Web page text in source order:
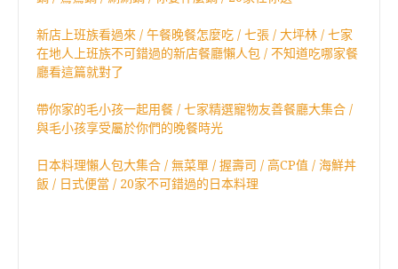
新店上班族看過來 / 午餐晚餐怎麼吃 / 七張 / 大坪林 / 七家
在地人上班族不可錯過的新店餐廳懶人包 / 不知道吃哪家餐
廳看這篇就對了
帶你家的毛小孩一起用餐 / 七家精選寵物友善餐廳大集合 /
與毛小孩享受屬於你們的晚餐時光
日本料理懶人包大集合 / 無菜單 / 握壽司 / 高CP值 / 海鮮丼
飯 / 日式便當 / 20家不可錯過的日本料理